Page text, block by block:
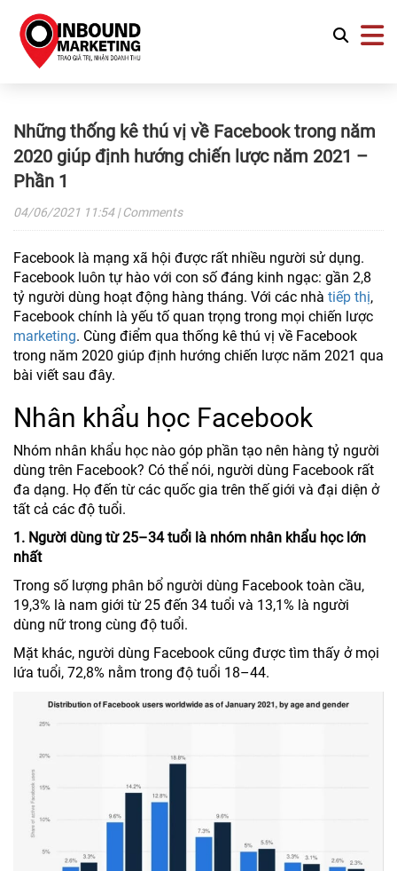
Những thống kê thú vị về Facebook trong năm
2020 giúp định hướng chiến lược năm 2021 –
Phần 1
04/06/2021 11:54| Comments
Facebook là mạng xã hội được rất nhiều người sử dụng.
Facebook luôn tự hào với con số đáng kinh ngạc: gần 2,8
tỷ người dùng hoạt động hàng tháng. Với các nhà tiếp thị,
Facebook chính là yếu tố quan trọng trong mọi chiến lược
marketing. Cùng điểm qua thống kê thú vị về Facebook
trong năm 2020 giúp định hướng chiến lược năm 2021 qua
bài viết sau đây.
Nhân khẩu học Facebook
Nhóm nhân khẩu học nào góp phần tạo nên hàng tỷ người
dùng trên Facebook? Có thể nói, người dùng Facebook rất
đa dạng. Họ đến từ các quốc gia trên thế giới và đại diện ở
tất cả các độ tuổi.
1. Người dùng từ 25–34 tuổi là nhóm nhân khẩu học lớn
nhất
Trong số lượng phân bổ người dùng Facebook toàn cầu,
19,3% là nam giới từ 25 đến 34 tuổi và 13,1% là người
dùng nữ trong cùng độ tuổi.
Mặt khác, người dùng Facebook cũng được tìm thấy ở mọi
lứa tuổi, 72,8% nằm trong độ tuổi 18–44.